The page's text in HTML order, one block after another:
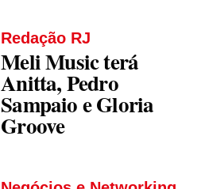
Redação RJ
Meli Music terá
Anitta, Pedro
Sampaio e Gloria
Groove